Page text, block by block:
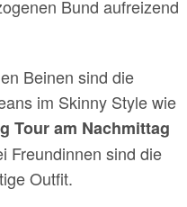
Bund aufreizend
Beinen sind die
im Skinny Style wie
Tour am Nachmittag
Freundinnen sind die
Outfit.